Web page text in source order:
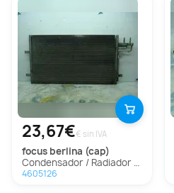
23,67€€ sin IVA
focus berlina (cap)
Condensador / Radiador Aire Acondicionado Para Ford Focus Berlina
4605126